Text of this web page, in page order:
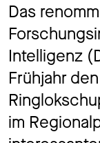
Das
Intelligenz
Frühjahr
im